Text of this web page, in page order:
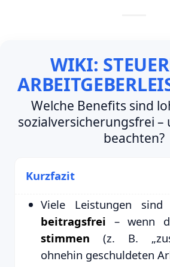
WIKI:
Welche Benefits sind
sozialversicherungsfrei –
beachten?
Kurzfazit
Viele Leistungen
beitragsfrei – wenn
stimmen (z. B.
ohnehin geschuldeten